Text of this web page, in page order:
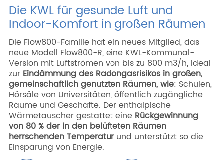
Die KWL für gesunde Luft und
Indoor-Komfort in großen Räumen
DieFlow800-Familie hat ein neues Mitglied, das
neue Modell Flow800-R, eine KWL-Kommunal-
Version mit Luftströmen von bis zu 800 m3/h, ideal
zur Eindämmung des Radongasrisikos in großen,
gemeinschaftlich genutzten Räumen, wie: Schulen,
Hörsäle von Universitäten, öffentlich zugängliche
Räume und Geschäfte. Der enthalpische
Wärmetauscher gestattet eine Rückgewinnung
von 80 % der in den belüfteten Räumen
herrschenden Temperaturund unterstützt so die
Einsparung von Energie.